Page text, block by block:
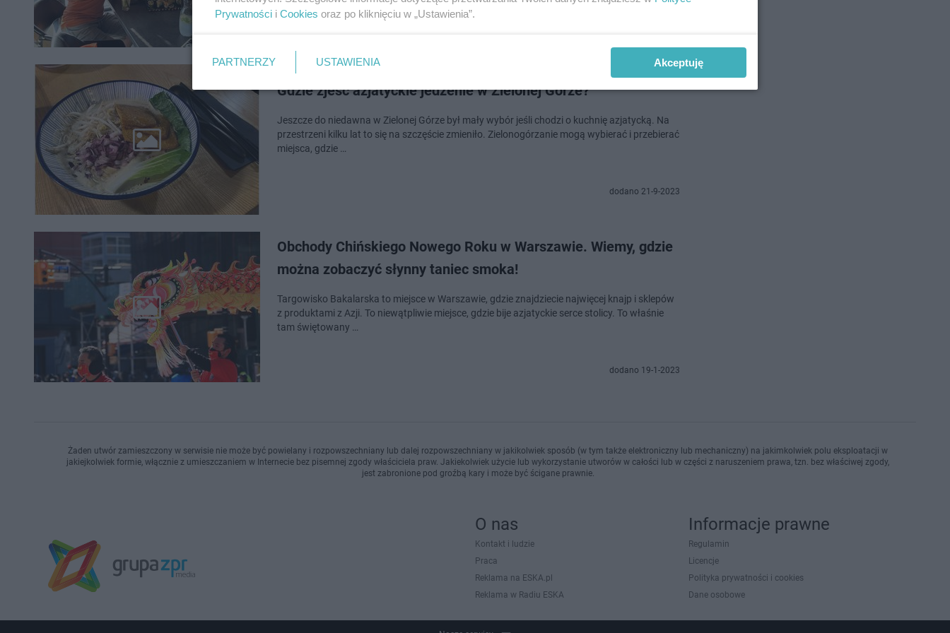
Gdzie zjeść azjatyckie jedzenie w Zielonej Górze?
Jeszcze do niedawna w Zielonej Górze był mały wybór jeśli chodzi o kuchnię azjatycką. Na
przestrzeni kilku lat to się na szczęście zmieniło. Zielonogórzanie mogą wybierać i przebierać
miejsca, gdzie …
dodano 21-9-2023
Obchody Chińskiego Nowego Roku w Warszawie. Wiemy, gdzie
można zobaczyć słynny taniec smoka!
Targowisko Bakalarska to miejsce w Warszawie, gdzie znajdziecie najwięcej knajp i sklepów
z produktami z Azji. To niewątpliwie miejsce, gdzie bije azjatyckie serce stolicy. To właśnie
tam świętowany …
dodano 19-1-2023
Żaden utwór zamieszczony w serwisie nie może być powielany i rozpowszechniany lub dalej rozpowszechniany w jakikolwiek sposób (w tym także elektroniczny lub mechaniczny) na jakimkolwiek polu eksploatacji w
jakiejkolwiek formie, włącznie z umieszczaniem w Internecie bez pisemnej zgody właściciela praw. Jakiekolwiek użycie lub wykorzystanie utworów w całości lub w części z naruszeniem prawa, tzn. bez właściwej zgody,
jest zabronione pod groźbą kary i może być ścigane prawnie.
O nas
Kontakt i ludzie
Praca
Reklama na ESKA.pl
Reklama w Radiu ESKA
Informacje prawne
Regulamin
Licencje
Polityka prywatności i cookies
Dane osobowe
Prywatności i Cookies oraz po kliknięciu w „Ustawienia”.
PARTNERZY USTAWIENIA Akceptuję